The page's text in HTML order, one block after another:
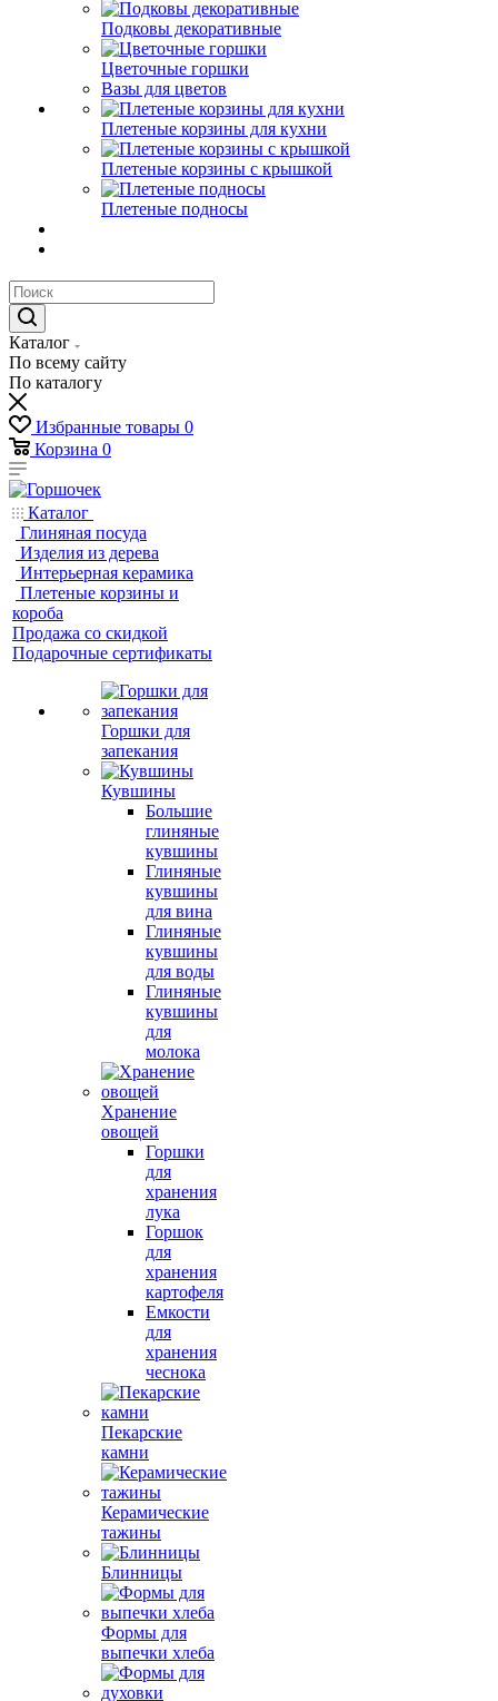
Подковы декоративные
Цветочные горшки
Вазы для цветов
Плетеные корзины для кухни
Плетеные корзины с крышкой
Плетеные подносы
Каталог
По всему сайту
По каталогу
Избранные товары 0
Корзина 0
Каталог
Глиняная посуда
Изделия из дерева
Интерьерная керамика
Плетеные корзины и
короба
Продажа со скидкой
Подарочные сертификаты
Горшки для
запекания
Кувшины
Большие
глиняные
кувшины
Глиняные
кувшины
для вина
Глиняные
кувшины
для воды
Глиняные
кувшины
для
молока
Хранение
овощей
Горшки
для
хранения
лука
Горшок
для
хранения
картофеля
Емкости
для
хранения
чеснока
Пекарские
камни
Керамические
тажины
Блинницы
Формы для
выпечки хлеба